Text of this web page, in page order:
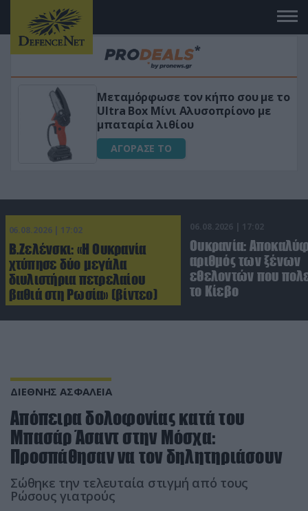
τον κήπο σου με το
Box Μίνι Αλυσοπρίονο με
λιθίου
ΑΓΟΡΑΣΕ ΤΟ
για
06.08.2026 | 17:02
Β.Ζελένσκι: «Η Ουκρανία
χτύπησε δύο μεγάλα
διυλιστήρια πετρελαίου
βαθιά στη Ρωσία» (βίντεο)
06.08.2026 | 17:02
Ουκρανία:
αριθμός των ξένων
εθελοντών που
το Κίεβο
ΔΙΕΘΝΗΣ ΑΣΦΑΛΕΙΑ
Απόπειρα δολοφονίας κατά του
Μπασάρ Άσαντ στην Μόσχα:
Προσπάθησαν να τον δηλητηριάσουν
Σώθηκε την τελευταία στιγμή από τους
Ρώσους γιατρούς